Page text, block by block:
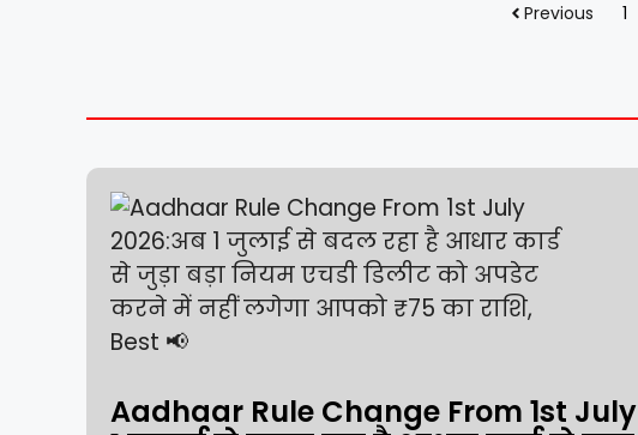
Previous 1
Aadhaar Rule Change From 1st